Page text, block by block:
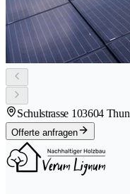
Schulstrasse 103604 Thun
Offerte anfragen